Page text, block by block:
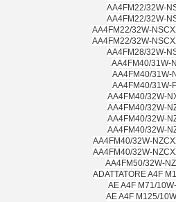
AA4FM22/32W-
AA4FM22/32W-
AA4FM22/32W-
AA4FM22/32W-
AA4FM28/32W-
AA4FM40/31W-
AA4FM40/31W-
AA4FM40/31W-
AA4FM40/32W-
AA4FM40/32W-
AA4FM40/32W-
AA4FM40/32W-
AA4FM40/32W-
AA4FM40/32W-
AA4FM50/32W-
ADATTATORE A4F
AE A4F M71/
AE A4F M125/